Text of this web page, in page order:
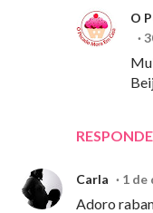
O
Carla 1 de
Adoro